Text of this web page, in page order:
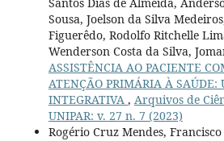
Santos Dias de Almeida,
Sousa, Joelson da Silva
Figuerêdo, Rodolfo Ritchelle
Wenderson Costa da Silva,
ASSISTÊNCIA AO PACIENTE
ATENÇÃO PRIMÁRIA À SAÚDE:
INTEGRATIVA , Arquivos de
UNIPAR: v. 27 n. 7 (2023)
Rogério Cruz Mendes, Francisco